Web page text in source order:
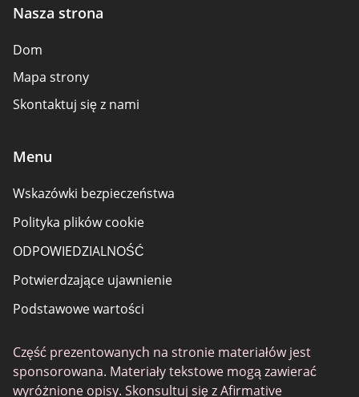
Nasza strona
Dom
Mapa strony
Skontaktuj się z nami
Menu
Wskazówki bezpieczeństwa
Polityka plików cookie
ODPOWIEDZIALNOŚĆ
Potwierdzające ujawnienie
Podstawowe wartości
Część prezentowanych na stronie materiałów jest
sponsorowana. Materiały tekstowe mogą zawierać
wyróżnione opisy. Skonsultuj się z Afirmative